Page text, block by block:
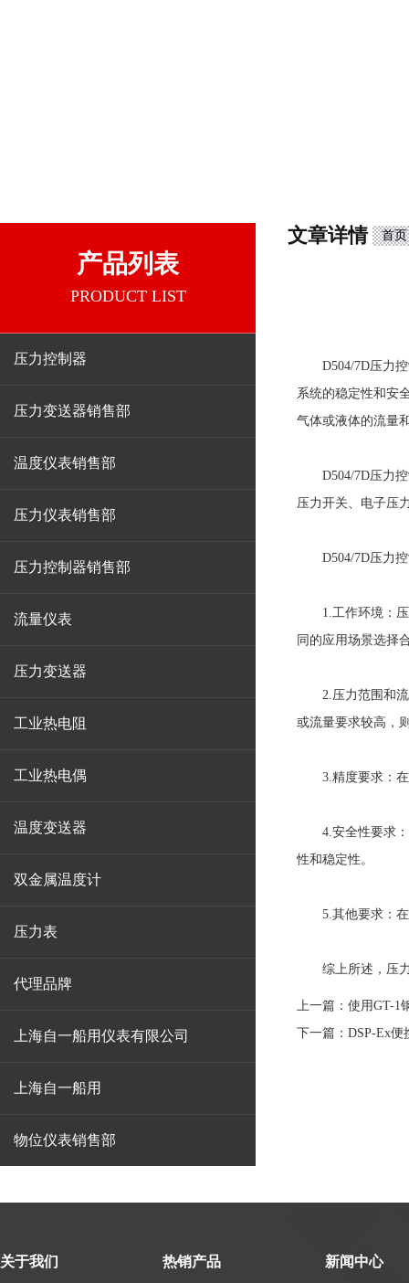
产品列表
PRODUCT LIST
压力控制器
压力变送器销售部
温度仪表销售部
压力仪表销售部
压力控制器销售部
流量仪表
压力变送器
工业热电阻
工业热电偶
温度变送器
双金属温度计
压力表
代理品牌
上海自一船用仪表有限公司
上海自一船用
物位仪表销售部
文章详情 首页
D504/7D压力
系统的稳定性和安
气体或液体的流量
D504/7D压力控
压力开关、电子压
D504/7D压力控
1.工作环境：压
同的应用场景选择
2.压力范围和流
或流量要求较高，
3.精度要求：在
4.安全性要求：
性和稳定性。
5.其他要求：在
综上所述，压力
上一篇： 使用GT-1
下一篇： DSP-Ex便
关于我们 热销产品 新闻中心